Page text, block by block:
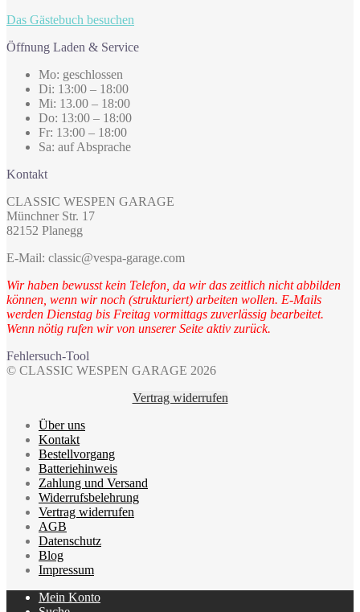
Das Gästebuch besuchen
Öffnung Laden & Service
Mo: geschlossen
Di: 13:00 – 18:00
Mi: 13.00 – 18:00
Do: 13:00 – 18:00
Fr: 13:00 – 18:00
Sa: auf Absprache
Kontakt
CLASSIC WESPEN GARAGE
Münchner Str. 17
82152 Planegg
E-Mail: classic@vespa-garage.com
Wir haben bewusst kein Telefon, da wir das zeitlich nicht abbilden
können, wenn wir noch (strukturiert) arbeiten wollen. E-Mails
werden Dienstag bis Freitag vormittags zuverlässig bearbeitet.
Wenn nötig rufen wir von unserer Seite aktiv zurück.
Fehlersuch-Tool
© CLASSIC WESPEN GARAGE 2026
Vertrag widerrufen
Über uns
Kontakt
Bestellvorgang
Batteriehinweis
Zahlung und Versand
Widerrufsbelehrung
Vertrag widerrufen
AGB
Datenschutz
Blog
Impressum
Mein Konto